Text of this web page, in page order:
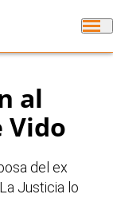
al
Vido
del ex
Justicia lo